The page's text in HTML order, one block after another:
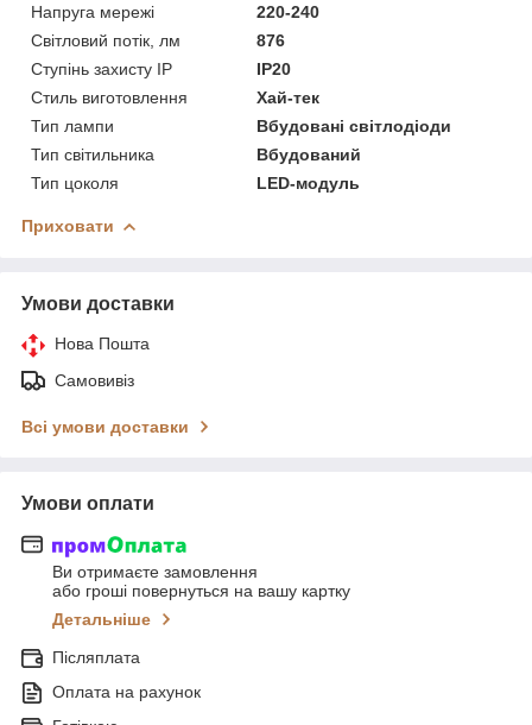
Напруга мережі
220-240
Світловий потік, лм
876
Ступінь захисту IP
IP20
Стиль виготовлення
Хай-тек
Тип лампи
Вбудовані світлодіоди
Тип світильника
Вбудований
Тип цоколя
LED-модуль
Приховати
Умови доставки
Нова Пошта
Самовивіз
Всі умови доставки
Умови оплати
Ви отримаєте замовлення
або гроші повернуться на вашу картку
Детальніше
Післяплата
Оплата на рахунок